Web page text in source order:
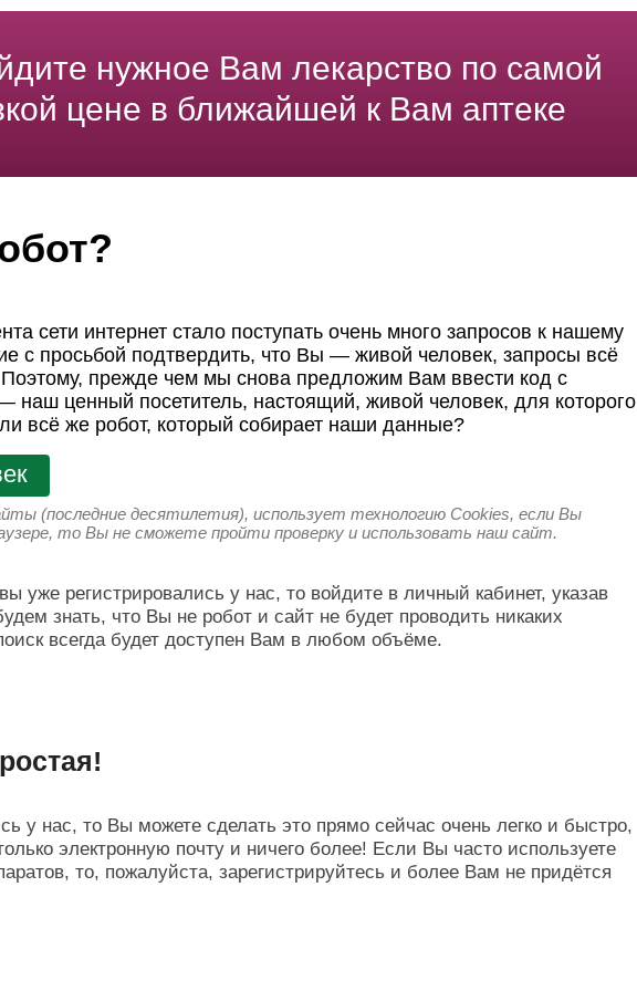
нужное Вам лекарство по самой
цене в ближайшей к Вам аптеке
сети интернет стало поступать очень много запросов к нашему
с просьбой подтвердить, что Вы — живой человек, запросы всё
прежде чем мы снова предложим Вам ввести код с
наш ценный посетитель, настоящий, живой человек, для которого
всё же робот, который собирает наши данные?
(последние десятилетия), использует технологию Cookies, если Вы
то Вы не сможете пройти проверку и использовать наш сайт.
уже регистрировались у нас, то войдите в личный кабинет, указав
знать, что Вы не робот и сайт не будет проводить никаких
всегда будет доступен Вам в любом объёме.
у нас, то Вы можете сделать это прямо сейчас очень легко и быстро,
электронную почту и ничего более! Если Вы часто используете
то, пожалуйста, зарегистрируйтесь и более Вам не придётся